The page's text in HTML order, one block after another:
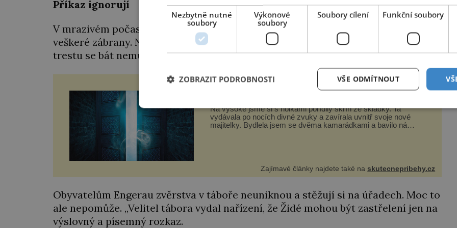
Příkaz ignorují
V mrazivém počasí se dozorci rádi napijí něčeho ostřejšího a pak ztrácejí
veškeré zábrany. Někteří se v týrání vězňů doslova vyžívají! Když to přeženou,
trestu se bát nemusejí. Prostě řeknou, že byl dotyčný dělník „zastřelen na útěku“.
Na vysoké jsme si s holkami pořídily skříň ze skládky. Ta
vydávala po nocích divné zvuky a zavírala uvnitř svoje nové
majitelky. Bydlela jsem se dvěma kamarádkami a bavilo nás
Zajímavé články najdete také naskutecnepribehy.cz
Obyvatelům Engerau zvěrstva v táboře neuniknou a stěžují si na úřadech. Moc to
ale nepomůže. „Velitel tábora vydal nařízení, že Židé mohou být zastřelení jen na
výslovný a písemný rozkaz.
Nezbytně nutné
soubory
Výkonové
soubory
Soubory cílení Funkční soubory
VŠE ODMÍTNOUT
ZOBRAZIT PODROBNOSTI